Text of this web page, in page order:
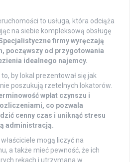
to usługa, która odciąża
na siebie kompleksową obsługę
firmy wyręczają
począwszy od przygotowania
idealnego najemcy.
by lokal prezentował się jak
poszukują rzetelnych lokatorów.
wpłat czynszu i
co pozwala
cenny czas i uniknąć stresu
administracją.
mogą liczyć na
a także mieć pewność, że ich
rękach i utrzymana w